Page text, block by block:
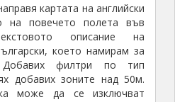
картата на английски
на повечето полета във
описание на
което намирам за
филтри по тип
добавих зоните над 50м.
може да се изключват